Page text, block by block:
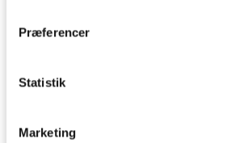
Præferencer
Statistik
Marketing
Har du spørgsmål til opskriften eller lyst til at
Du kan måske finde svaret på dit spørgsmål
hvis det allerede er stillet og besvaret - eller